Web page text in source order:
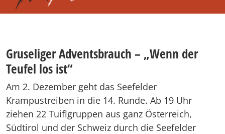
Gruseliger Adventsbrauch – „Wenn der
Teufel los ist“
Am 2. Dezember geht das Seefelder
Krampustreiben in die 14. Runde. Ab 19 Uhr
ziehen 22 Tuiflgruppen aus ganz Österreich,
Südtirol und der Schweiz durch die Seefelder